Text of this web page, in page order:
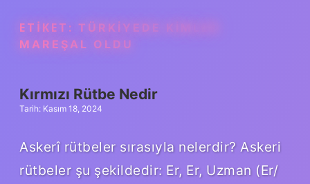
ETIKET: TÜRKIYEDE KIMLER
MAREŞAL OLDU
Kırmızı Rütbe Nedir
Tarih: Kasım 18, 2024
Askerî rütbeler sırasıyla nelerdir? Askeri
rütbeler şu şekildedir: Er, Er, Uzman (Er/